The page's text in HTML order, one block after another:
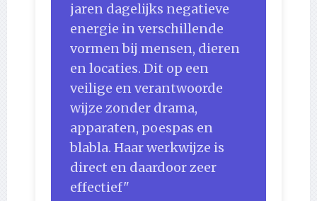
jaren dagelijks negatieve
energie in verschillende
vormen bij mensen, dieren
en locaties. Dit op een
veilige en verantwoorde
wijze zonder drama,
apparaten, poespas en
blabla. Haar werkwijze is
direct en daardoor zeer
effectief"